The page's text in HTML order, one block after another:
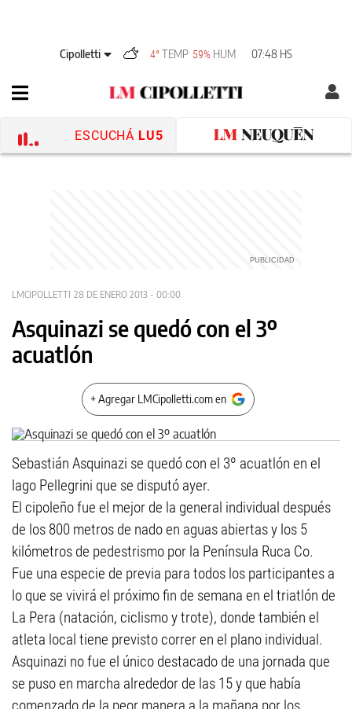
Cipolletti 4°TEMP 59% HUM 07:48 HS
ESCUCHÁ LU5
LMCIPOLLETTI 28 DE ENERO 2013 - 00:00
Asquinazi se quedó con el 3º
acuatlón
+ Agregar LMCipolletti.com en
Sebastián Asquinazi se quedó con el 3º acuatlón en el
lago Pellegrini que se disputó ayer.
El cipoleño fue el mejor de la general individual después
de los 800 metros de nado en aguas abiertas y los 5
kilómetros de pedestrismo por la Península Ruca Co.
Fue una especie de previa para todos los participantes a
lo que se vivirá el próximo fin de semana en el triatlón de
La Pera (natación, ciclismo y trote), donde también el
atleta local tiene previsto correr en el plano individual.
Asquinazi no fue el único destacado de una jornada que
se puso en marcha alrededor de las 15 y que había